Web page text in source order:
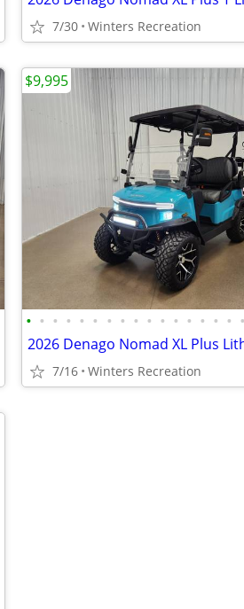
7/30 Winters Recreation
• • • • • • • • • • • • • • • • •
7/16 Winters Recreation
$9,995